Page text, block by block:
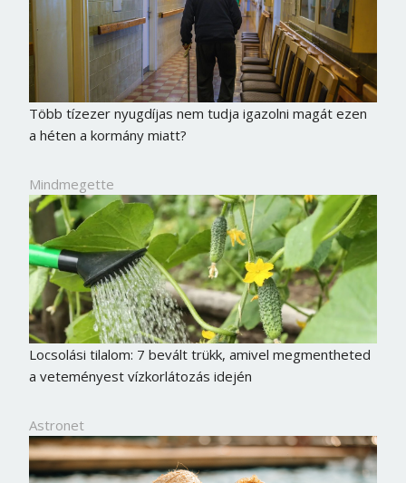
Több tízezer nyugdíjas nem tudja igazolni magát ezen
a héten a kormány miatt?
Mindmegette
Locsolási tilalom: 7 bevált trükk, amivel megmentheted
a veteményest vízkorlátozás idején
Astronet